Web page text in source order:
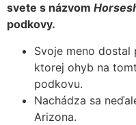
svete s názvom
podkovy.
Svoje meno dostal
ktorej ohyb na
podkovu.
Nachádza sa
Arizona.